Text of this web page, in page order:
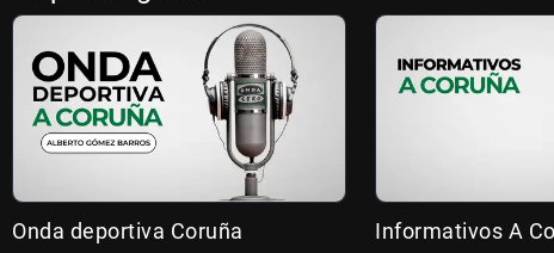
Onda deportiva Coruña Informativos A